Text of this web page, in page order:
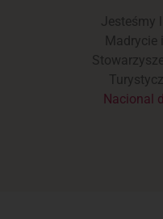
Jesteśmy
Madrycie
Nacional